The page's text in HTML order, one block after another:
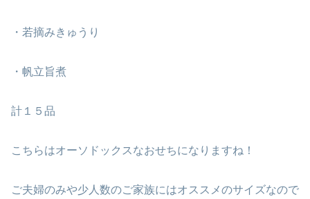
・若摘みきゅうり
・帆立旨煮
計１５品
こちらはオーソドックスなおせちになりますね！
ご夫婦のみや少人数のご家族にはオススメのサイズなので